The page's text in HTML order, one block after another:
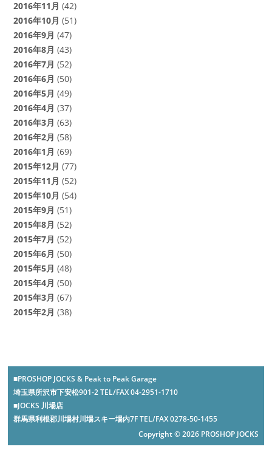
2016年11月 (42)
2016年10月 (51)
2016年9月 (47)
2016年8月 (43)
2016年7月 (52)
2016年6月 (50)
2016年5月 (49)
2016年4月 (37)
2016年3月 (63)
2016年2月 (58)
2016年1月 (69)
2015年12月 (77)
2015年11月 (52)
2015年10月 (54)
2015年9月 (51)
2015年8月 (52)
2015年7月 (52)
2015年6月 (50)
2015年5月 (48)
2015年4月 (50)
2015年3月 (67)
2015年2月 (38)
■PROSHOP JOCKS & Peak to Peak Garage
埼玉県所沢市下安松901-2 TEL/FAX 04-2951-1710
■JOCKS 川場店
群馬県利根郡川場村川場スキー場内7F TEL/FAX 0278-50-1455
Copyright © 2026 PROSHOP JOCKS